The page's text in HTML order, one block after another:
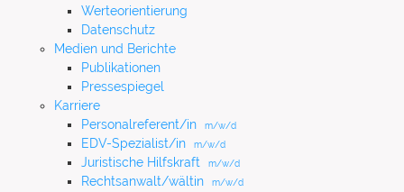
Werteorientierung
Datenschutz
Medien und Berichte
Publikationen
Pressespiegel
Karriere
Personalreferent/in
m/w/d
EDV-Spezialist/in m/w/d
Juristische Hilfskraft m/w/d
Rechtsanwalt/wältin m/w/d